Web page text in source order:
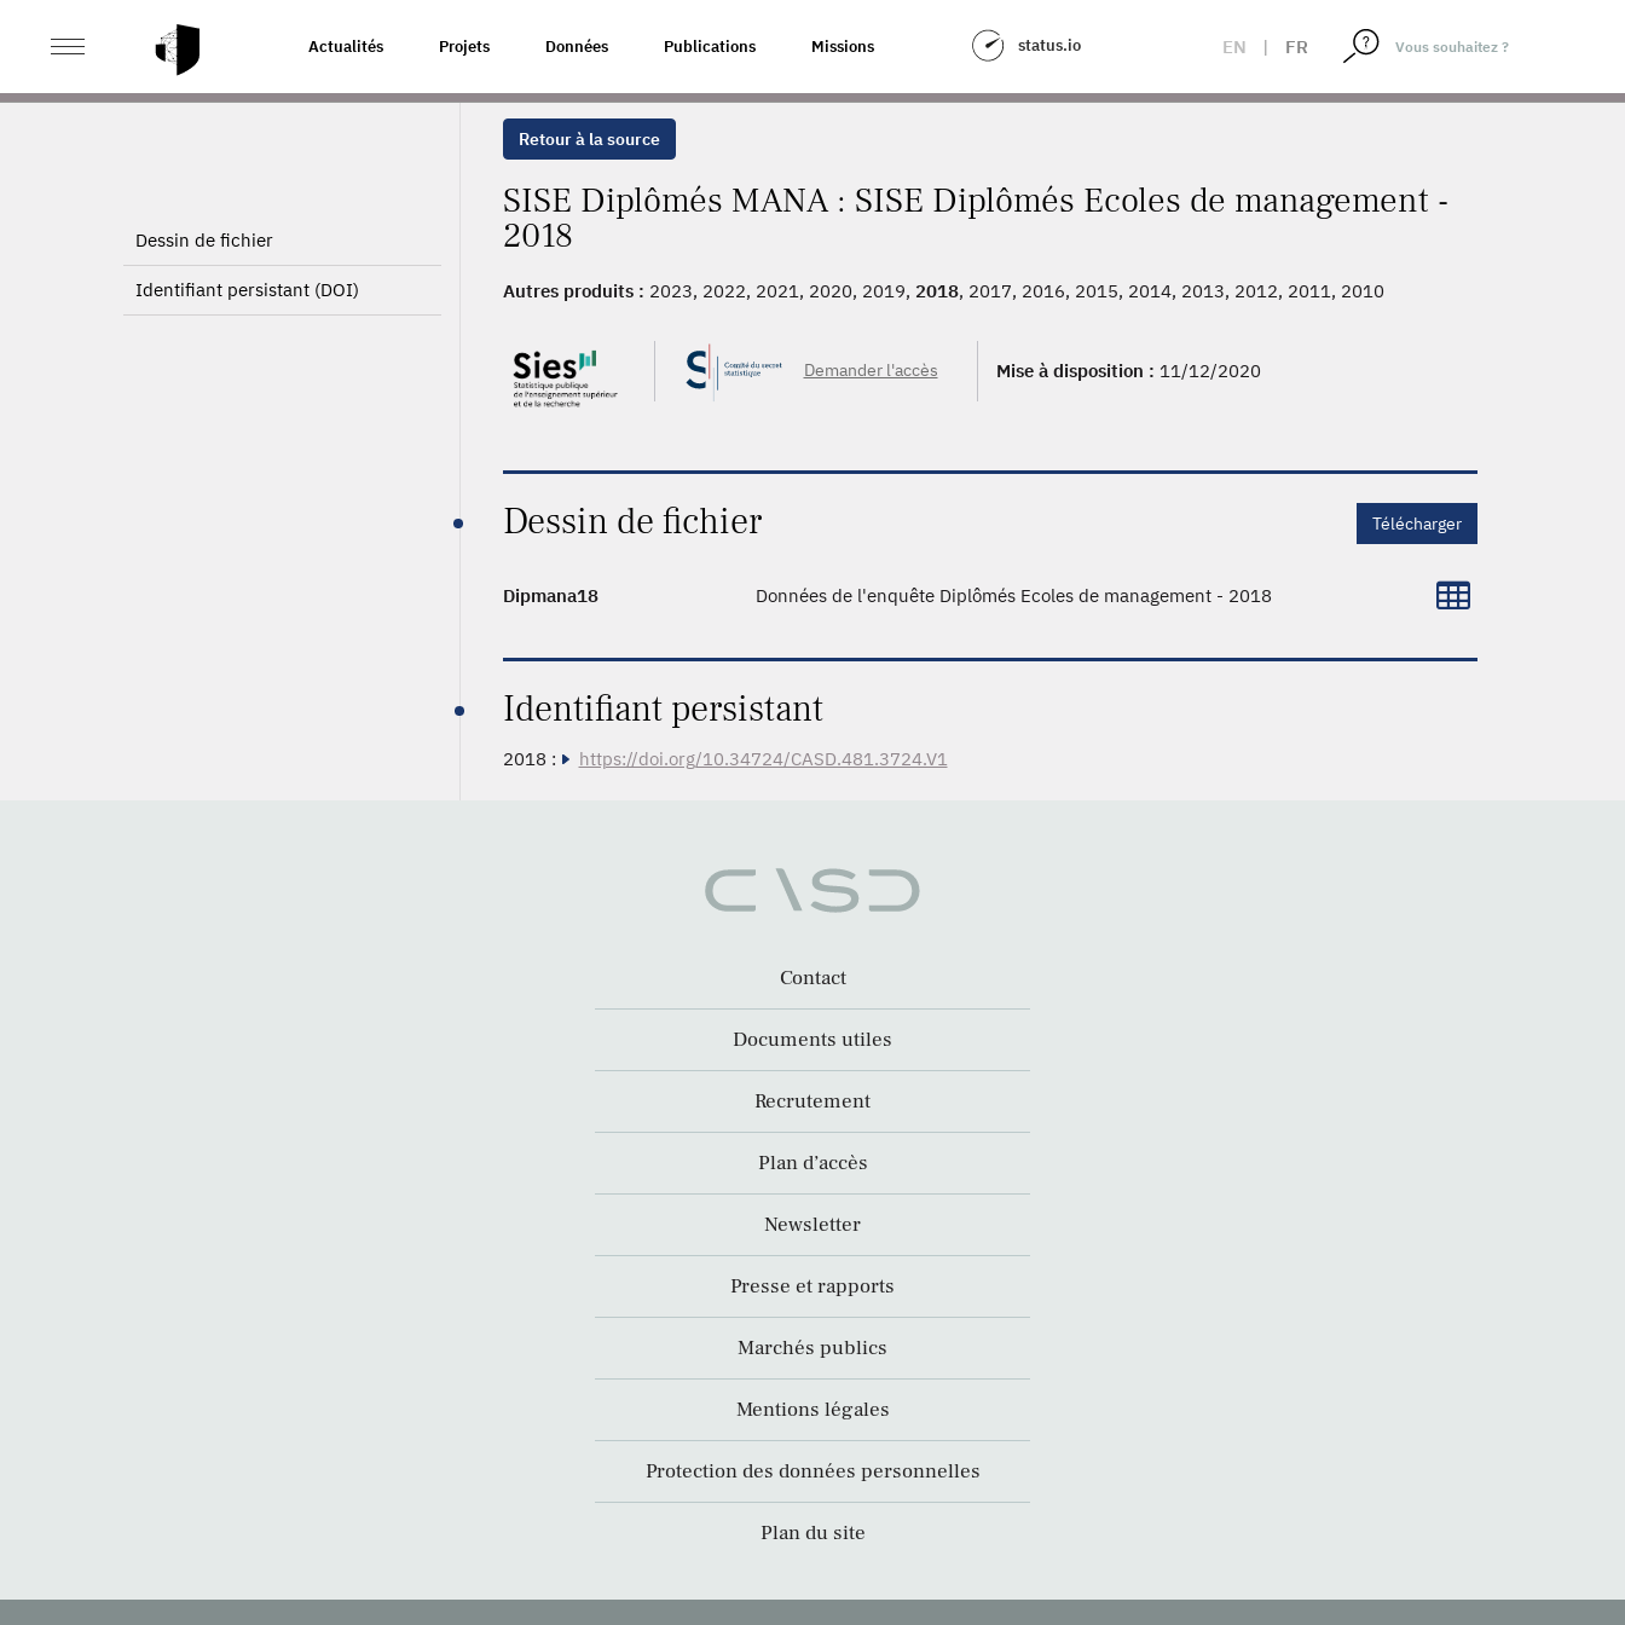
Actualités Projets Données Publications Missions status.io EN | FR
ACCUEIL PAGE PRODUIT
Dessin de fichier
Identifiant persistant (DOI)
Retour à la source
SISE Diplômés MANA : SISE Diplômés Ecoles de management -
2018
Autres produits : 2023, 2022, 2021, 2020, 2019, 2018, 2017, 2016, 2015, 2014, 2013, 2012, 2011, 2010
Demander l'accès Mise à disposition : 11/12/2020
Dessin de fichier Télécharger
Dipmana18 Données de l'enquête Diplômés Ecoles de management - 2018
Identifiant persistant
2018 : https://doi.org/10.34724/CASD.481.3724.V1
Contact
Documents utiles
Recrutement
Plan d’accès
Newsletter
Presse et rapports
Marchés publics
Mentions légales
Protection des données personnelles
Plan du site